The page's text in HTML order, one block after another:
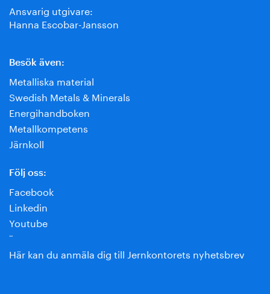
Ansvarig utgivare:
Hanna Escobar-Jansson
Besök även:
Metalliska material
Swedish Metals & Minerals
Energihandboken
Metallkompetens
Järnkoll
Följ oss:
Facebook
Linkedin
Youtube
¨
Här kan du anmäla dig till Jernkontorets nyhetsbrev